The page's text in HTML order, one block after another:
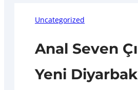
Uncategorized
Anal Seven
Yeni